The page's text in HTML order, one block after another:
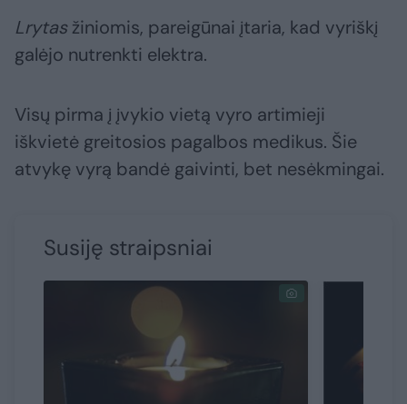
Lrytasžiniomis, pareigūnai įtaria, kad vyriškį
galėjo nutrenkti elektra.
Visų pirma į įvykio vietą vyro artimieji
iškvietė greitosios pagalbos medikus. Šie
atvykę vyrą bandė gaivinti, bet nesėkmingai.
Susiję straipsniai